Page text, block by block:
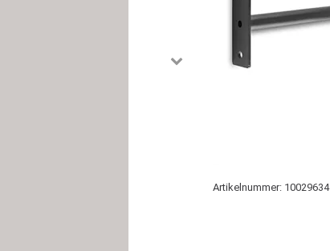
Artikelnummer: 10029634